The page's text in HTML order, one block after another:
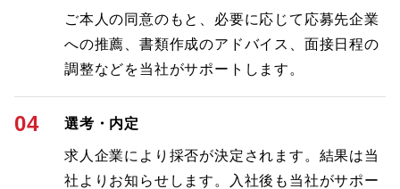
ご本人の同意のもと、必要に応じて応募先企業
への推薦、書類作成のアドバイス、面接日程の
調整などを当社がサポートします。
04 選考・内定
求人企業により採否が決定されます。結果は当
社よりお知らせします。入社後も当社がサポー